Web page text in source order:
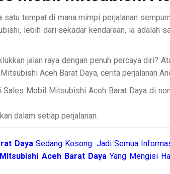
tempat di mana mimpi perjalanan
lebih dari sekadar kendaraan, ia adalah
jalan raya dengan penuh percaya diri?
Aceh Barat Daya, cerita perjalanan
Sales Mobil Mitsubishi Aceh Barat Daya di
dalam setiap perjalanan.
Daya Sedang Kosong. Jadi Semua
Aceh Barat Daya Yang Mengisi